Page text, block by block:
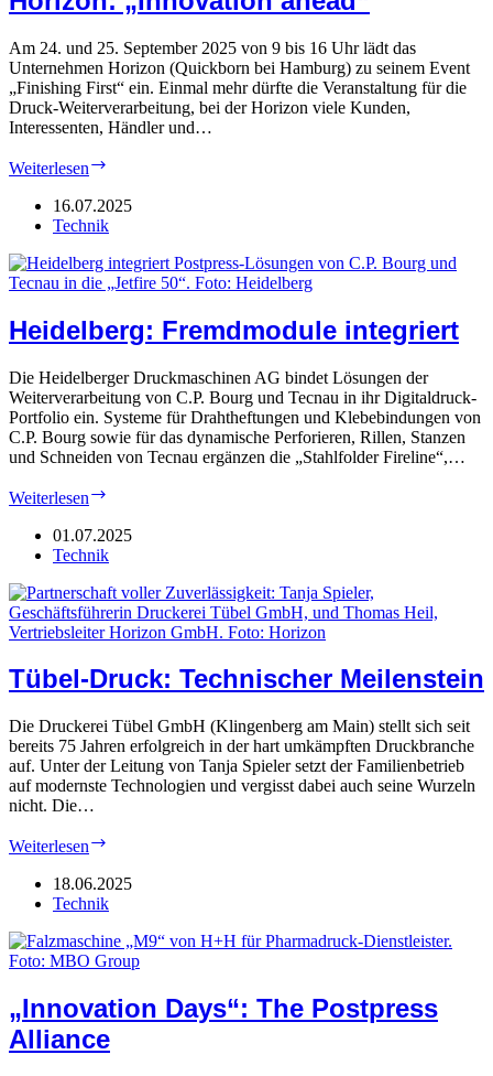
Am 24. und 25. September 2025 von 9 bis 16 Uhr lädt das
Unternehmen Horizon (Quickborn bei Hamburg) zu seinem Event
„Finishing First“ ein. Einmal mehr dürfte die Veranstaltung für die
Druck-Weiterverarbeitung, bei der Horizon viele Kunden,
Interessenten, Händler und…
Weiterlesen
ahead“
16.07.2025
Technik
Heidelberg: Fremdmodule integriert
Die Heidelberger Druckmaschinen AG bindet Lösungen der
Weiterverarbeitung von C.P. Bourg und Tecnau in ihr Digitaldruck-
Portfolio ein. Systeme für Drahtheftungen und Klebebindungen von
C.P. Bourg sowie für das dynamische Perforieren, Rillen, Stanzen
und Schneiden von Tecnau ergänzen die „Stahlfolder Fireline“,…
Weiterlesen
integriert
01.07.2025
Technik
Tübel-Druck: Technischer Meilenstein
Die Druckerei Tübel GmbH (Klingenberg am Main) stellt sich seit
bereits 75 Jahren erfolgreich in der hart umkämpften Druckbranche
auf. Unter der Leitung von Tanja Spieler setzt der Familienbetrieb
auf modernste Technologien und vergisst dabei auch seine Wurzeln
nicht. Die…
Weiterlesen
Technischer
Meilenstein
18.06.2025
Technik
„Innovation Days“: The Postpress
Alliance